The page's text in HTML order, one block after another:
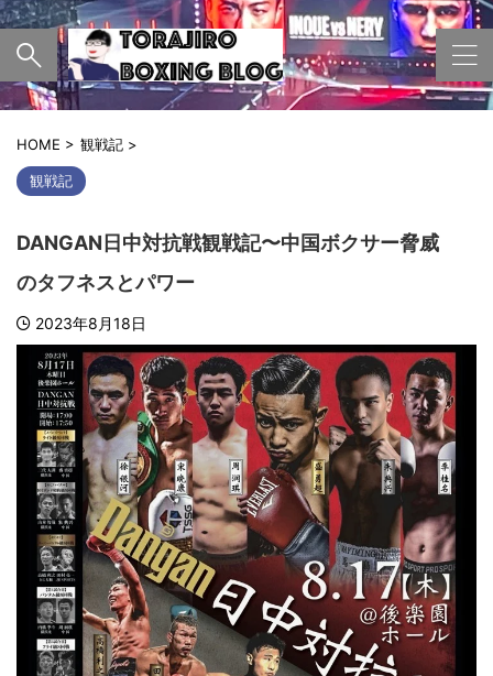
HOME > 観戦記 >
観戦記
DANGAN日中対抗戦観戦記〜中国ボクサー脅威
のタフネスとパワー
2023年8月18日